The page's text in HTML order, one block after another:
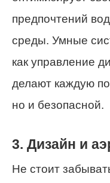
предпочтений
среды. Умные
как управление
делают каждую
но и безопасной.
3. Дизайн и
Не стоит